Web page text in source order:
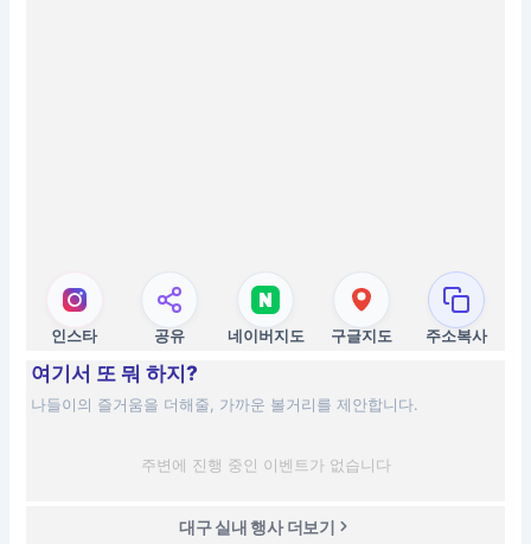
인스타 공유 네이버지도 구글지도 주소복사
여기서 또 뭐 하지?
나들이의 즐거움을 더해줄, 가까운 볼거리를 제안합니다.
주변에 진행 중인 이벤트가 없습니다
대구 실내 행사 더보기